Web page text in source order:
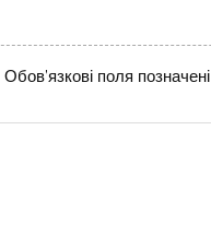
Обов’язкові поля позначені